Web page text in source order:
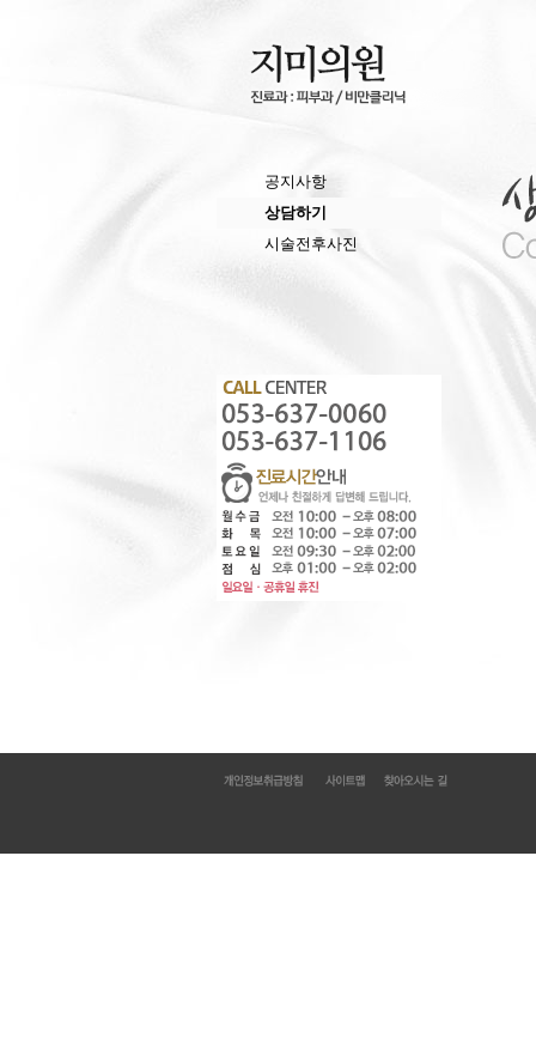
공지사항
상담하기
시술전후사진